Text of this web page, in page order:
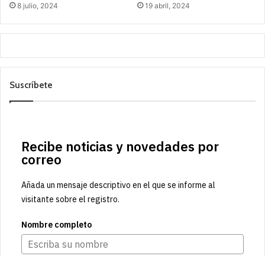
8 julio, 2024 19 abril, 2024
Suscríbete
Recibe noticias y novedades por
correo
Añada un mensaje descriptivo en el que se informe al
visitante sobre el registro.
Nombre completo